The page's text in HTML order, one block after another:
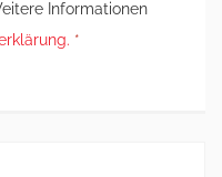
Informationen
*